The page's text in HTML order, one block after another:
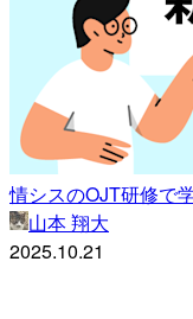
情シスのOJT研修で
山本 翔大
2025.10.21